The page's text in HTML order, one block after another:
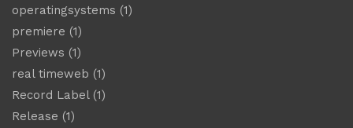
operatingsystems (1)
premiere (1)
Previews (1)
real timeweb (1)
Record Label(1)
Release (1)